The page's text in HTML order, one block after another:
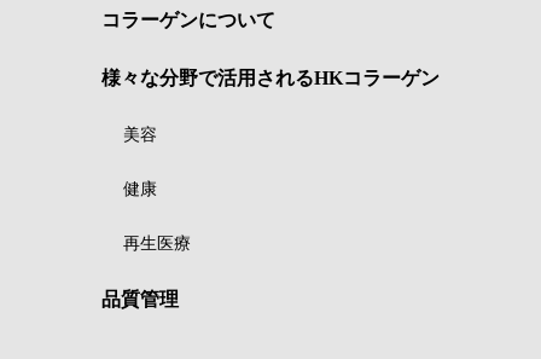
コラーゲンについて
様々な分野で活用されるHKコラーゲン
美容
健康
再生医療
品質管理